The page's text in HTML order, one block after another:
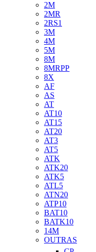
2M
2MR
2RS1
3M
4M
5M
8M
8MRPP
8X
AF
AS
AT
AT10
AT15
AT20
AT3
AT5
ATK
ATK20
ATK5
ATL5
ATN20
ATP10
BAT10
BATK10
14M
OUTRAS